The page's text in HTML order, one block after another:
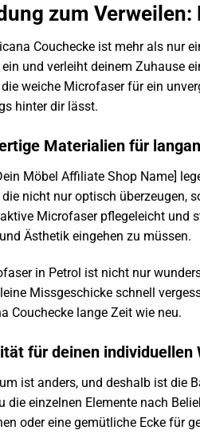
zum
Couchecke ist mehr als nur
und verleiht deinem Zuhause
weiche Microfaser für ein
hinter dir lässt.
Materialien für
Möbel Affiliate Shop Name]
nicht nur optisch überzeugen,
Microfaser pflegeleicht und
Ästhetik eingehen zu müssen.
in Petrol ist nicht nur
Missgeschicke schnell
Couchecke lange Zeit wie neu.
für deinen individuellen
ist anders, und deshalb ist die
die einzelnen Elemente nach
oder eine gemütliche Ecke für